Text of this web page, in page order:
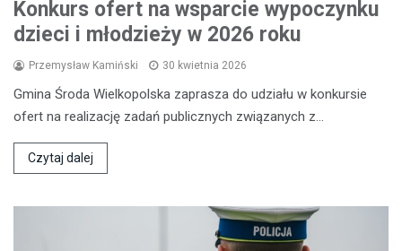
Konkurs ofert na wsparcie wypoczynku
dzieci i młodzieży w 2026 roku
Przemysław Kamiński 30 kwietnia 2026
Gmina Środa Wielkopolska zaprasza do udziału w konkursie
ofert na realizację zadań publicznych związanych z…
Czytaj dalej